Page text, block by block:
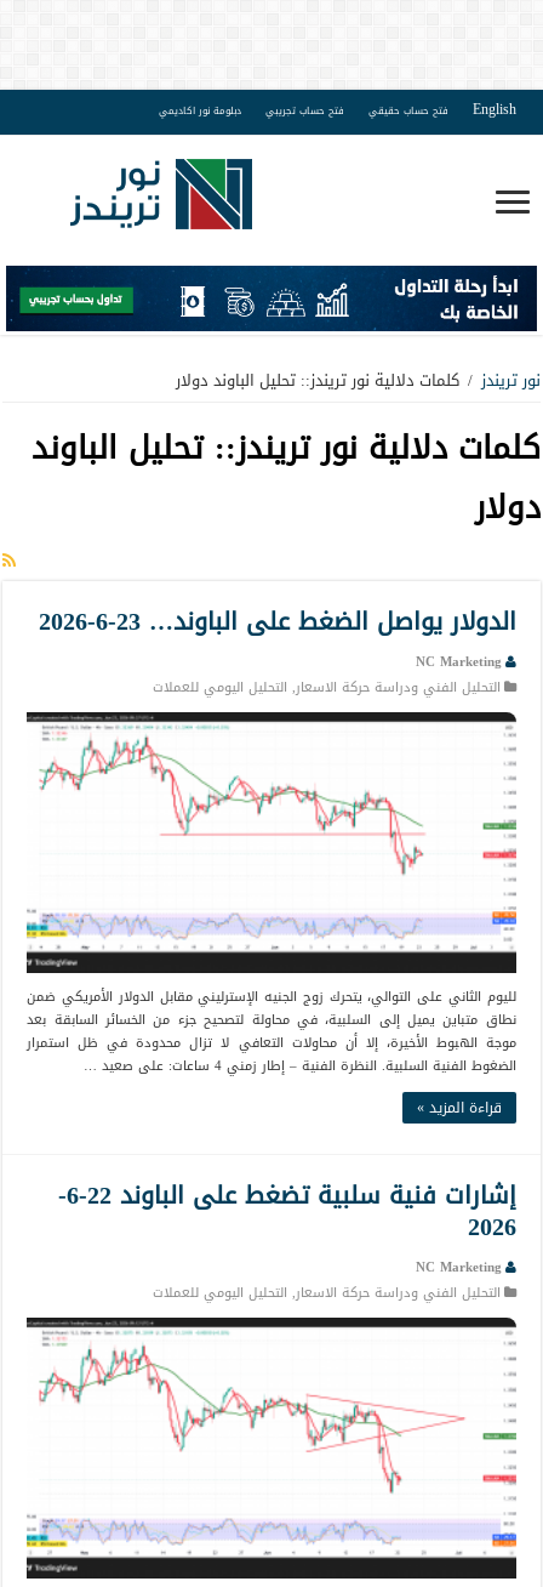
English فتح حساب حقيقي فتح حساب تجريبي دبلومة نور اكاديمي
نور تريندز / كلمات دلالية نور تريندز:: تحليل الباوند دولار
كلمات دلالية نور تريندز::تحليل الباوند
دولار
الدولار يواصل الضغط على الباوند… 23-6-2026
NC Marketing
التحليل الفني ودراسة حركة الاسعار, التحليل اليومي للعملات
لليوم الثاني على التوالي، يتحرك زوج الجنيه الإسترليني مقابل الدولار الأمريكي ضمن
نطاق متباين يميل إلى السلبية، في محاولة لتصحيح جزء من الخسائر السابقة بعد
موجة الهبوط الأخيرة، إلا أن محاولات التعافي لا تزال محدودة في ظل استمرار
الضغوط الفنية السلبية. النظرة الفنية – إطار زمني 4 ساعات: على صعيد …
قراءة المزيد »
إشارات فنية سلبية تضغط على الباوند 22-6-
2026
NC Marketing
التحليل الفني ودراسة حركة الاسعار, التحليل اليومي للعملات